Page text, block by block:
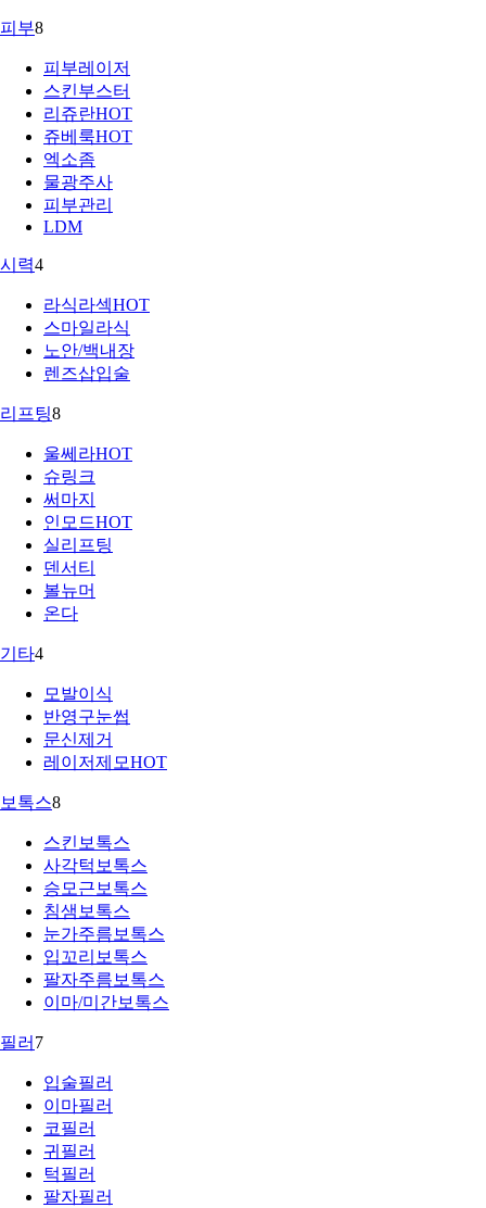
피부8
피부레이저
스킨부스터
리쥬란HOT
쥬베룩HOT
엑소좀
물광주사
피부관리
LDM
시력4
라식라섹HOT
스마일라식
노안/백내장
렌즈삽입술
리프팅8
울쎄라HOT
슈링크
써마지
인모드HOT
실리프팅
덴서티
볼뉴머
온다
기타4
모발이식
반영구눈썹
문신제거
레이저제모HOT
보톡스8
스킨보톡스
사각턱보톡스
승모근보톡스
침샘보톡스
눈가주름보톡스
입꼬리보톡스
팔자주름보톡스
이마/미간보톡스
필러 7
입술필러
이마필러
코필러
귀필러
턱필러
팔자필러